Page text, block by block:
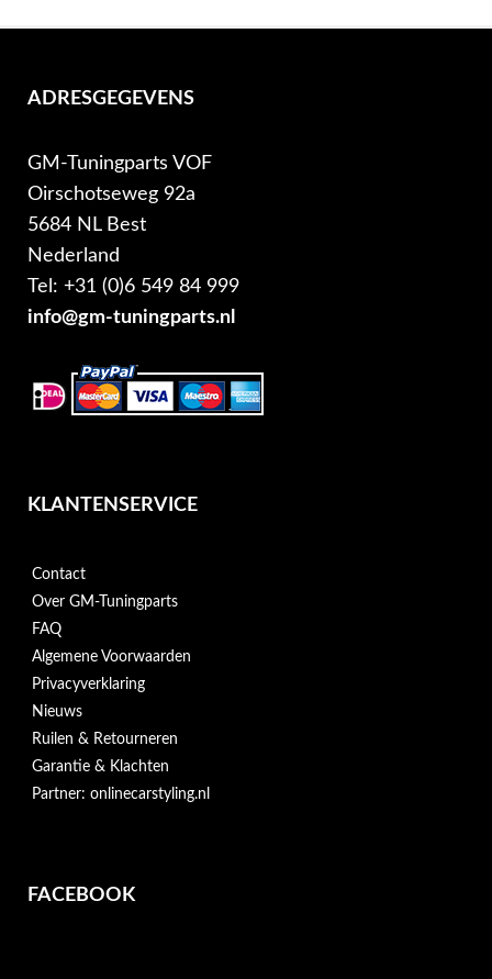
ADRESGEGEVENS
GM-Tuningparts VOF
Oirschotseweg 92a
5684 NL Best
Nederland
Tel: +31 (0)6 549 84 999
info@gm-tuningparts.nl
KLANTENSERVICE
Contact
Over GM-Tuningparts
FAQ
Algemene Voorwaarden
Privacyverklaring
Nieuws
Ruilen & Retourneren
Garantie & Klachten
Partner: onlinecarstyling.nl
FACEBOOK